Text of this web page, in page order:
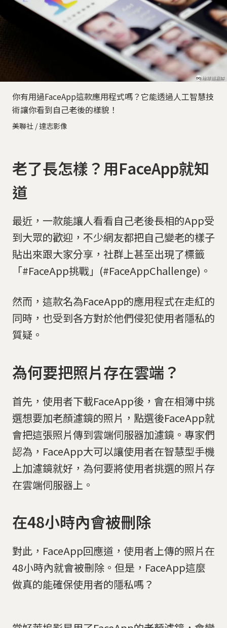
你有用過FaceApp這款應用程式嗎？它能透過人工智慧技
術讓你看到自己老後的樣貌！
美聯社 / 達志影像
老了長怎樣？用FaceApp就知
道
最近，一款能讓人看看自己老後長相的App受
到大眾的歡迎，不少網友都把自己變老的樣子
貼出來跟大家分享，社群上甚至出現了標籤
「#FaceApp挑戰」(#FaceAppChallenge)。
然而，這款名為FaceApp的應用程式在走紅的
同時，也受到各方對於他們侵犯使用者隱私的
質疑。
為何要把照片存在雲端？
首先，使用者下載FaceApp後，會在相簿中挑
選想要加老顏濾鏡的照片，點選後FaceApp就
會把這張照片傳到雲端伺服器加濾鏡。專家們
認為，FaceApp大可以讓使用者在智慧型手機
上加濾鏡就好，為何要將使用者挑選的照片存
在雲端伺服器上。
在48小時內會被刪除
對此，FaceApp回應道，使用者上傳的照片在
48小時內就會被刪除。但是，FaceApp這麼
做真的能確保使用者的隱私嗎？